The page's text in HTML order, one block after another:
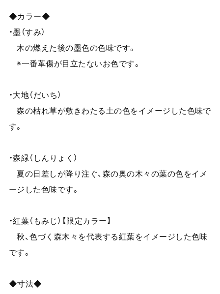
◆カラー◆
・墨（すみ）
木の燃えた後の墨色の色味です。
※一番革傷が目立たないお色です。
・大地（だいち）
森の枯れ草が敷きわたる土の色をイメージした色味で
す。
・森緑（しんりょく）
夏の日差しが降り注ぐ、森の奥の木々の葉の色をイメ
ージした色味です。
・紅葉（もみじ）【限定カラー】
秋、色づく森木々を代表する紅葉をイメージした色味
です。
◆寸法◆